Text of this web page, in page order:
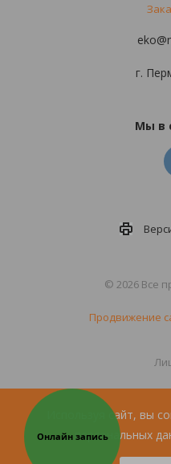
Используя сайт, вы
персональных
г.
Мы в
© 2026 Все
Продвижение
Политика